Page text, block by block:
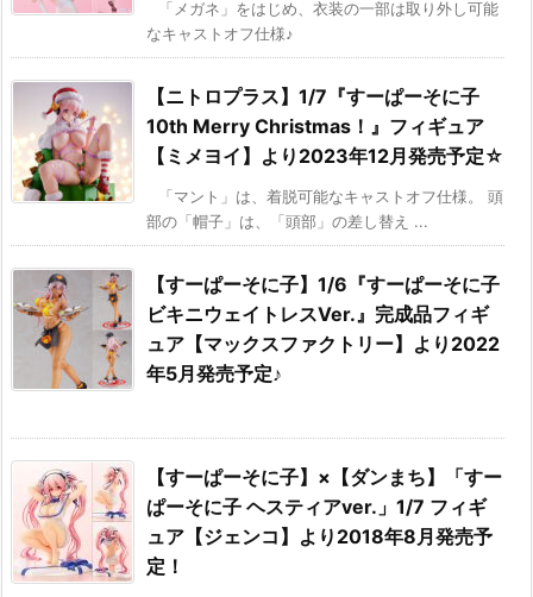
「メガネ」をはじめ、衣装の一部は取り外し可能
なキャストオフ仕様♪
【ニトロプラス】1/7『すーぱーそに子
10th Merry Christmas！』フィギュア
【ミメヨイ】より2023年12月発売予定☆
「マント」は、着脱可能なキャストオフ仕様。 頭
部の「帽子」は、「頭部」の差し替え ...
【すーぱーそに子】1/6『すーぱーそに子
ビキニウェイトレスVer.』完成品フィギ
ュア【マックスファクトリー】より2022
年5月発売予定♪
【すーぱーそに子】×【ダンまち】「すー
ぱーそに子 ヘスティアver.」1/7 フィギ
ュア【ジェンコ】より2018年8月発売予
定！